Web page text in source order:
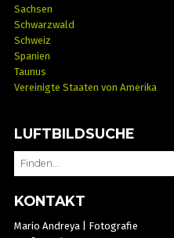
Sachsen
Schwarzwald
Schweiz
Spanien
Taunus
Vereinigte Staaten von Amerika
LUFTBILDSUCHE
SEARCH
KONTAKT
Mario Andreya | Fotografie